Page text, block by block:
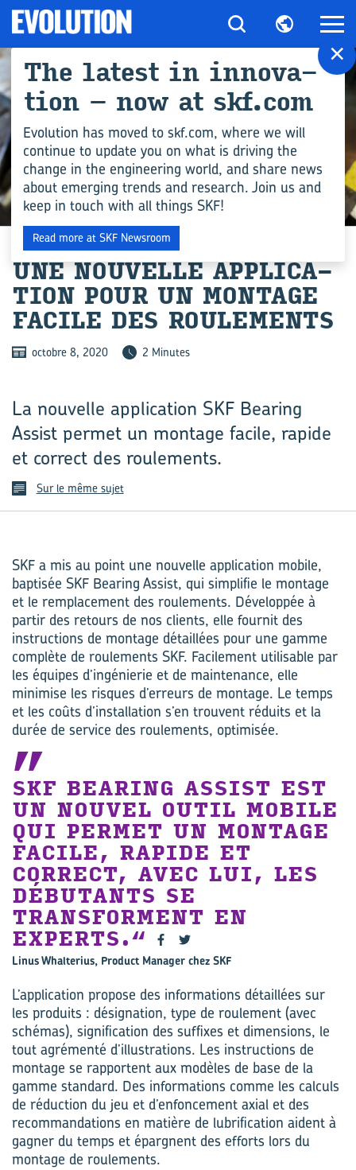
DIGITAL TECHNOLOGY
UNE NOU­VELLE AP­PLI­CA­
TION POUR UN MON­TAGE
FA­CILE DES ROU­LE­MENTS
octobre 8, 2020 2 Minutes
La nouvelle application SKF Bearing
Assist permet un montage facile, rapide
et correct des roulements.
Sur le même sujet
SKF a mis au point une nouvelle application mobile,
baptisée SKF Bearing Assist, qui simplifie le montage
et le remplacement des roulements. Développée à
partir des retours de nos clients, elle fournit des
instructions de montage détaillées pour une gamme
complète de roulements SKF. Facilement utilisable par
les équipes d’ingénierie et de maintenance, elle
minimise les risques d’erreurs de montage. Le temps
et les coûts d’installation s’en trouvent réduits et la
durée de service des roulements, optimisée.
SKF BEARING ASSIST EST
UN NOUVEL OUTIL MOBILE
QUI PERMET UN MONTAGE
FACILE, RAPIDE ET
CORRECT, AVEC LUI, LES
DÉBUTANTS SE
TRANSFORMENT EN
EXPERTS.
Linus Whalterius, Product Manager chez SKF
L’application propose des informations détaillées sur
les produits : désignation, type de roulement (avec
schémas), signification des suffixes et dimensions, le
tout agrémenté d’illustrations. Les instructions de
montage se rapportent aux modèles de base de la
gamme standard. Des informations comme les calculs
de réduction du jeu et d’enfoncement axial et des
recommandations en matière de lubrification aident à
gagner du temps et épargnent des efforts lors du
montage de roulements.
×
The la­test in in­no­va­
tion – now at skf.com
Evolution has moved to skf.com, where we will
continue to update you on what is driving the
change in the engineering world, and share news
about emerging trends and research. Join us and
keep in touch with all things SKF!
Read more at SKF Newsroom